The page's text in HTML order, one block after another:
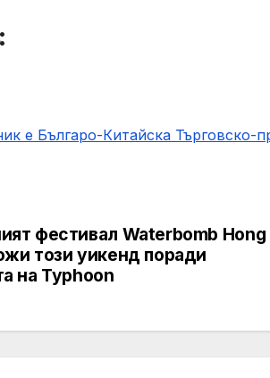
е Българо-Китайска Търговско-
фестивал Waterbomb Hong
този уикенд поради
на Typhoon